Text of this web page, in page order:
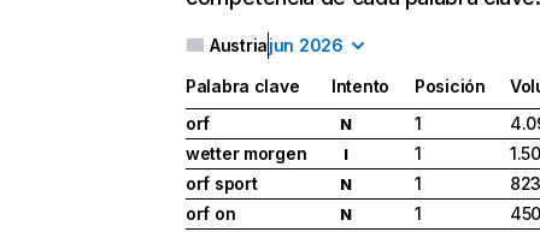
Austriajun 2026
Palabra clave Intento Posición
orf
N 1
wetter morgen
I 1
orf sport
N 1
orf on
N 1